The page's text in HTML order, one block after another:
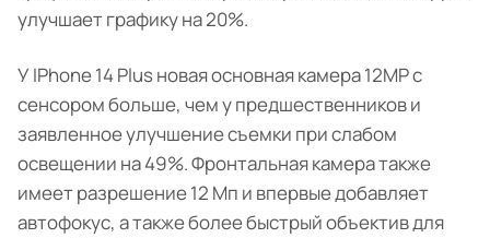
улучшает графику на 20%.
У IPhone 14 Plus новая основная камера 12MP с
сенсором больше, чем у предшественников и
заявленное улучшение съемки при слабом
освещении на 49%. Фронтальная камера также
имеет разрешение 12 Мп и впервые добавляет
автофокус, а также более быстрый объектив для